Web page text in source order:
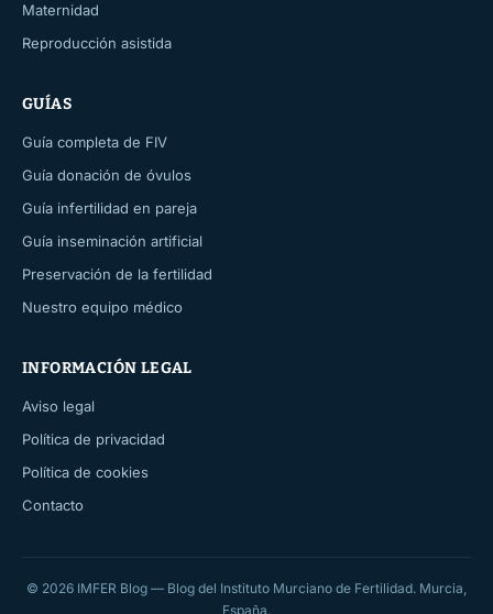
Maternidad
Reproducción asistida
GUÍAS
Guía completa de FIV
Guía donación de óvulos
Guía infertilidad en pareja
Guía inseminación artificial
Preservación de la fertilidad
Nuestro equipo médico
INFORMACIÓN LEGAL
Aviso legal
Política de privacidad
Política de cookies
Contacto
© 2026 IMFER Blog — Blog del Instituto Murciano de Fertilidad. Murcia,
España.